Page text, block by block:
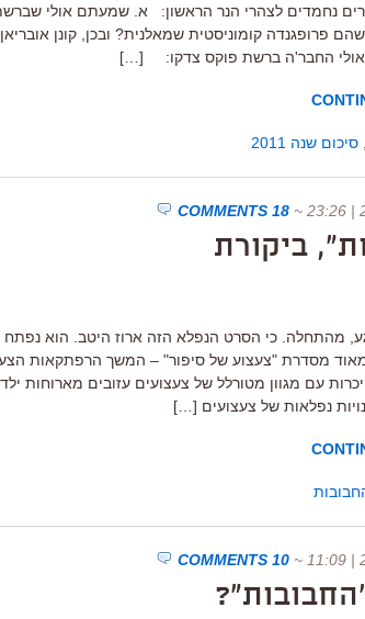
נחמדים לצהרי הנר הראשון: א. שמעתם אולי
פרופגנדה קומוניסטית שמאלנית? ובכן, קונן
החבר'ה ברשת פוקס צדקו: […]
סיכום שנה 2011
~
18 COMMENTS
ביקורת
מהתחלה. כי הסרט הנפלא הזה ארוז היטב. הוא
מסדרת "צעצוע של סיפור" – המשך הרפתקאות
עם מגוון מטורלל של צעצועים עזובים מארוחות
נפלאות של צעצועים […]
~
10 COMMENTS